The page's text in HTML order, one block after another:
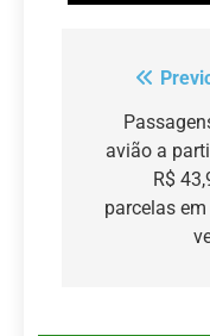
avião a
R$
parcelas